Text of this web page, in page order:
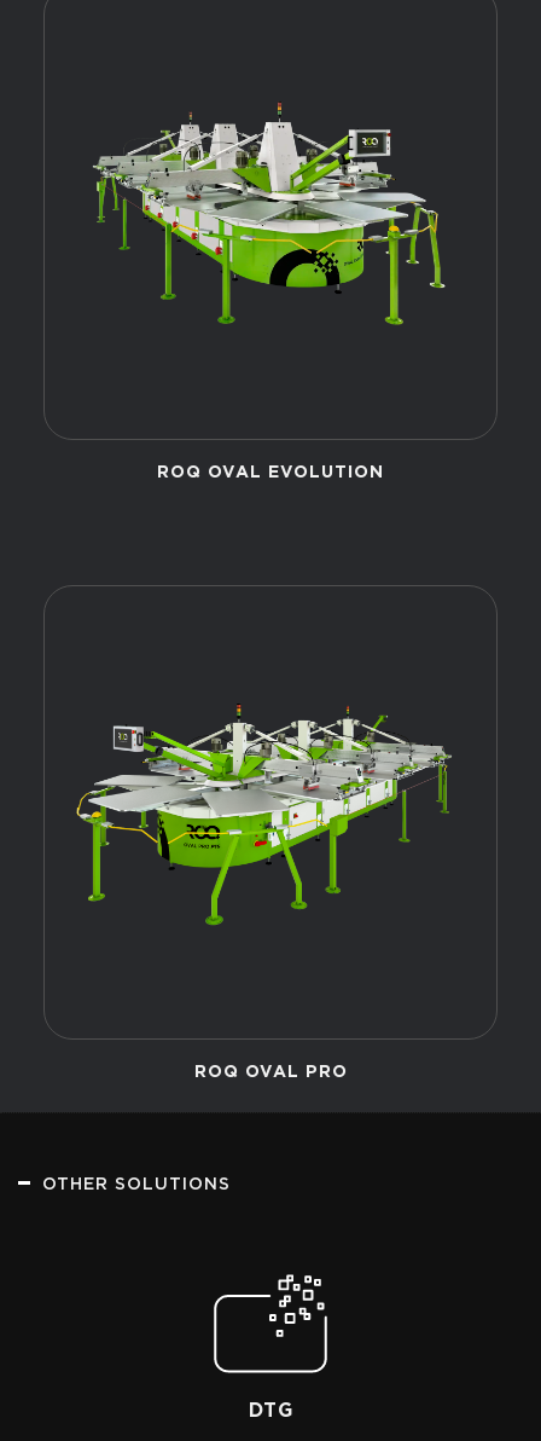
ROQ OVAL EVOLUTION
ROQ OVAL PRO
OTHER SOLUTIONS
DTG